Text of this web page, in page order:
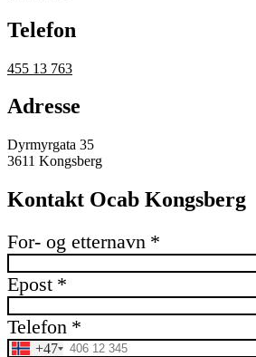
Telefon
455 13 763
Adresse
Dyrmyrgata 35
3611 Kongsberg
Kontakt Ocab Kongsberg
For- og etternavn *
Epost *
Telefon *
+47